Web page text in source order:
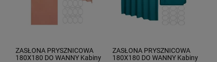
ZASŁONA PRYSZNICOWA
180X180 DO WANNY Kabiny
ZASŁONA PRYSZNICOWA
180X180 DO WANNY Kabiny